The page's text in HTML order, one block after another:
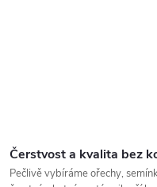
Čerstvost a kvalita bez
Pečlivě vybíráme ořechy,